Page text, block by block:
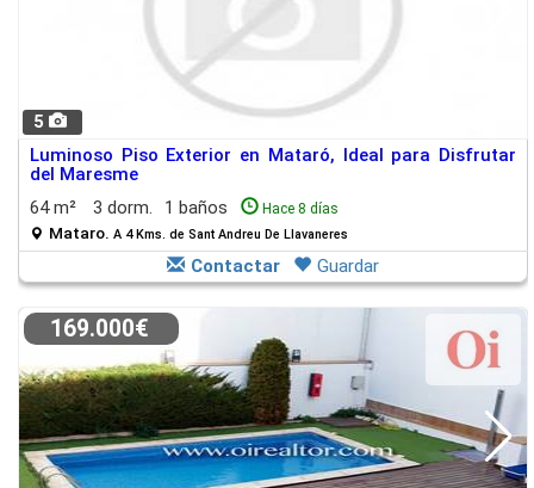
5
Luminoso Piso Exterior en Mataró, Ideal para Disfrutar
del Maresme
64 m²
3 dorm. 1 baños Hace 8 días
Mataro. A 4 Kms. de Sant Andreu De Llavaneres
Contactar Guardar
169.000€